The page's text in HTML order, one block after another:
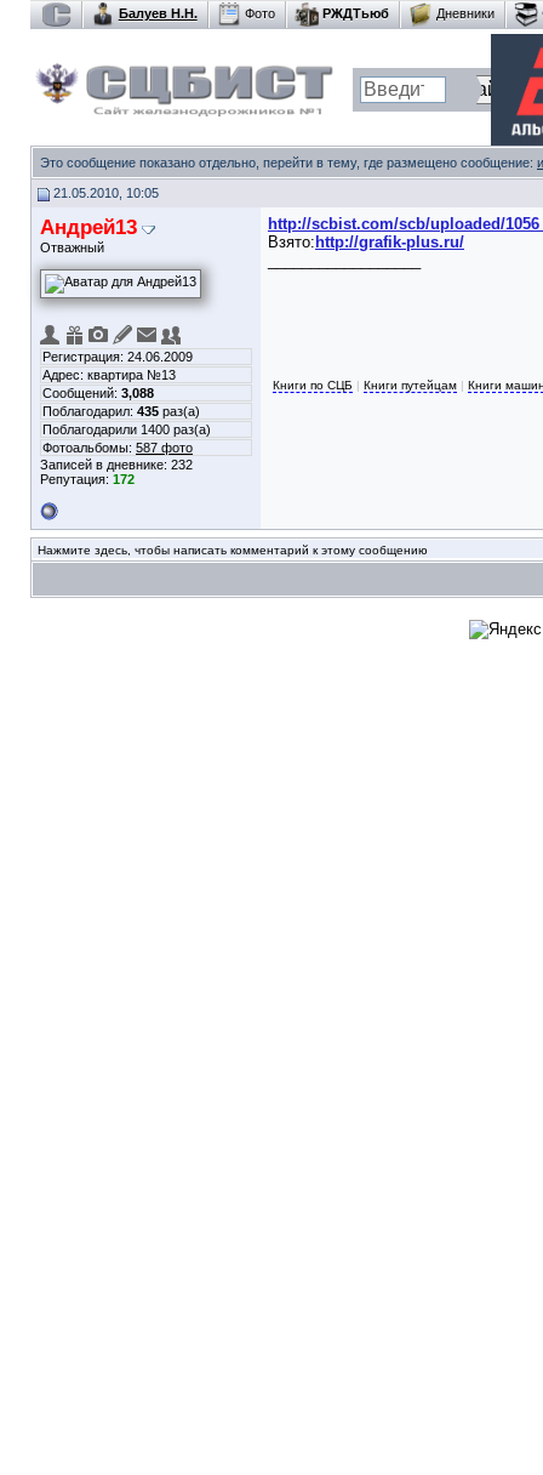
Балуев Н.Н. Фото РЖДТьюб Дневники
Это сообщение показано отдельно, перейти в тему, где размещено сообщение:
21.05.2010, 10:05
Андрей13
Отважный
Регистрация: 24.06.2009
Адрес: квартира №13
Сообщений: 3,088
Поблагодарил: 435 раз(а)
Поблагодарили 1400 раз(а)
Фотоальбомы: 587 фото
Записей в дневнике: 232
Репутация: 172
http://scbist.com/scb/uploaded/
Взято: http://grafik-plus.ru/
Книги по СЦБ | Книги путейцам| Книги
Нажмите здесь, чтобы написать комментарий к этому сообщению